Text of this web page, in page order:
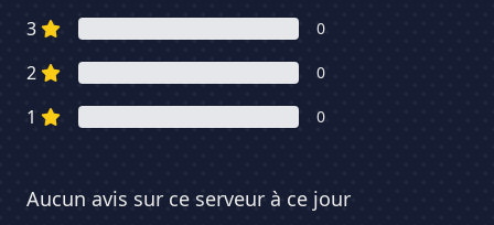
3 0
2 0
1 0
Aucun avis sur ce serveur à ce jour